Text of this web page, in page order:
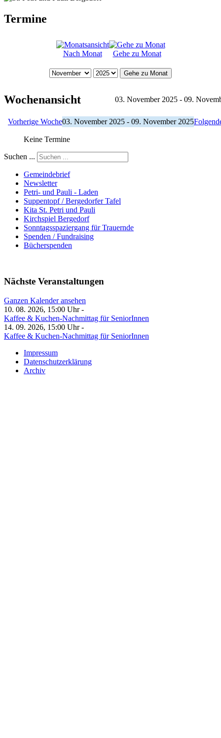
Termine
Nach Monat Gehe zu Monat
Gehe zu Monat
Wochenansicht 03. November 2025 - 09.
Vorherige Woche03. November 2025 - 09. November 2025
Keine Termine
Suchen ...
Gemeindebrief
Newsletter
Petri- und Pauli - Laden
Suppentopf / Bergedorfer Tafel
Kita St. Petri und Pauli
Kirchspiel Bergedorf
Sonntagsspaziergang für Trauernde
Spenden / Fundraising
Bücherspenden
Nächste Veranstaltungen
Ganzen Kalender ansehen
10. 08. 2026, 15:00 Uhr -
Kaffee & Kuchen-Nachmittag für SeniorInnen
14. 09. 2026, 15:00 Uhr -
Kaffee & Kuchen-Nachmittag für SeniorInnen
Impressum
Datenschutzerklärung
Archiv